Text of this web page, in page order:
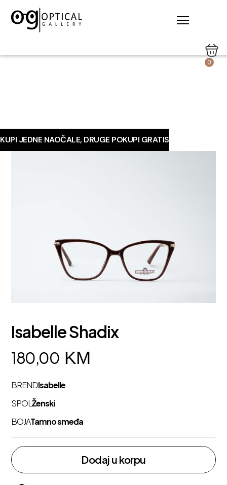
0
KUPI JEDNE NAOČALE, DRUGE POKUPI GRATIS
Isabelle Shadix
180,00 KM
BRENDIsabelle
SPOLŽenski
BOJATamno smeđa
Dodaj u korpu